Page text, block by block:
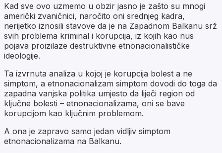
Kad sve ovo uzmemo u obzir jasno je zašto su mnogi
američki zvaničnici, naročito oni srednjeg kadra,
nerijetko iznosili stavove da je na Zapadnom Balkanu srž
svih problema kriminal i korupcija, iz kojih kao nus
pojava proizilaze destruktivne etnonacionalističke
ideologije.
Ta izvrnuta analiza u kojoj je korupcija bolest a ne
simptom, a etnonacionalizam simptom dovodi do toga da
zapadna vanjska politika umjesto da liječi region od
ključne bolesti – etnonacionalizama, oni se bave
korupcijom kao ključnim problemom.
A ona je zapravo samo jedan vidljiv simptom
etnonacionalizama na Balkanu.